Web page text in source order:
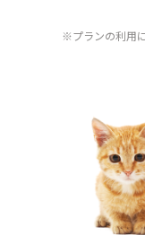
※プランの利用